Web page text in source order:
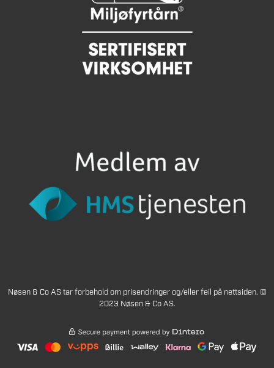
Nøsen & Co AS tar forbehold om prisendringer og/eller feil på nettsiden. ©
2023 Nøsen & Co AS.